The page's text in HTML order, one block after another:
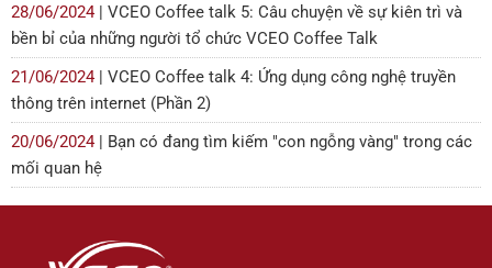
28/06/2024 | VCEO Coffee talk 5: Câu chuyện về sự kiên trì và
bền bỉ của những người tổ chức VCEO Coffee Talk
21/06/2024 | VCEO Coffee talk 4: Ứng dụng công nghệ truyền
thông trên internet (Phần 2)
20/06/2024 | Bạn có đang tìm kiếm "con ngỗng vàng" trong các
mối quan hệ